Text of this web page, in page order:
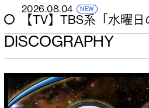
2026.08.04
【TV】TBS系「水曜
DISCOGRAPHY